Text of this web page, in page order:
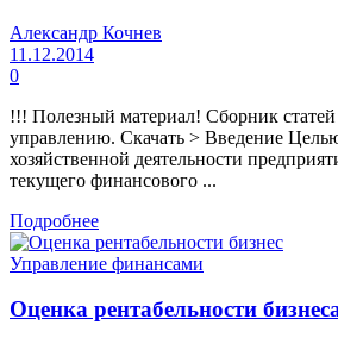
Александр Кочнев
11.12.2014
0
!!! Полезный материал! Сборник
управлению. Скачать > Введение
хозяйственной деятельности
текущего финансового ...
Подробнее
Управление финансами
Оценка рентабельности